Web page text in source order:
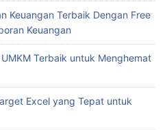
Keuangan Terbaik Dengan Free
Keuangan
Terbaik untuk Menghemat
Excel yang Tepat untuk